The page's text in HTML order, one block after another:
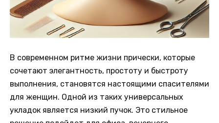
В современном ритме жизни прически, которые
сочетают элегантность, простоту и быстроту
выполнения, становятся настоящими спасителями
для женщин. Одной из таких универсальных
укладок является низкий пучок. Это стильное